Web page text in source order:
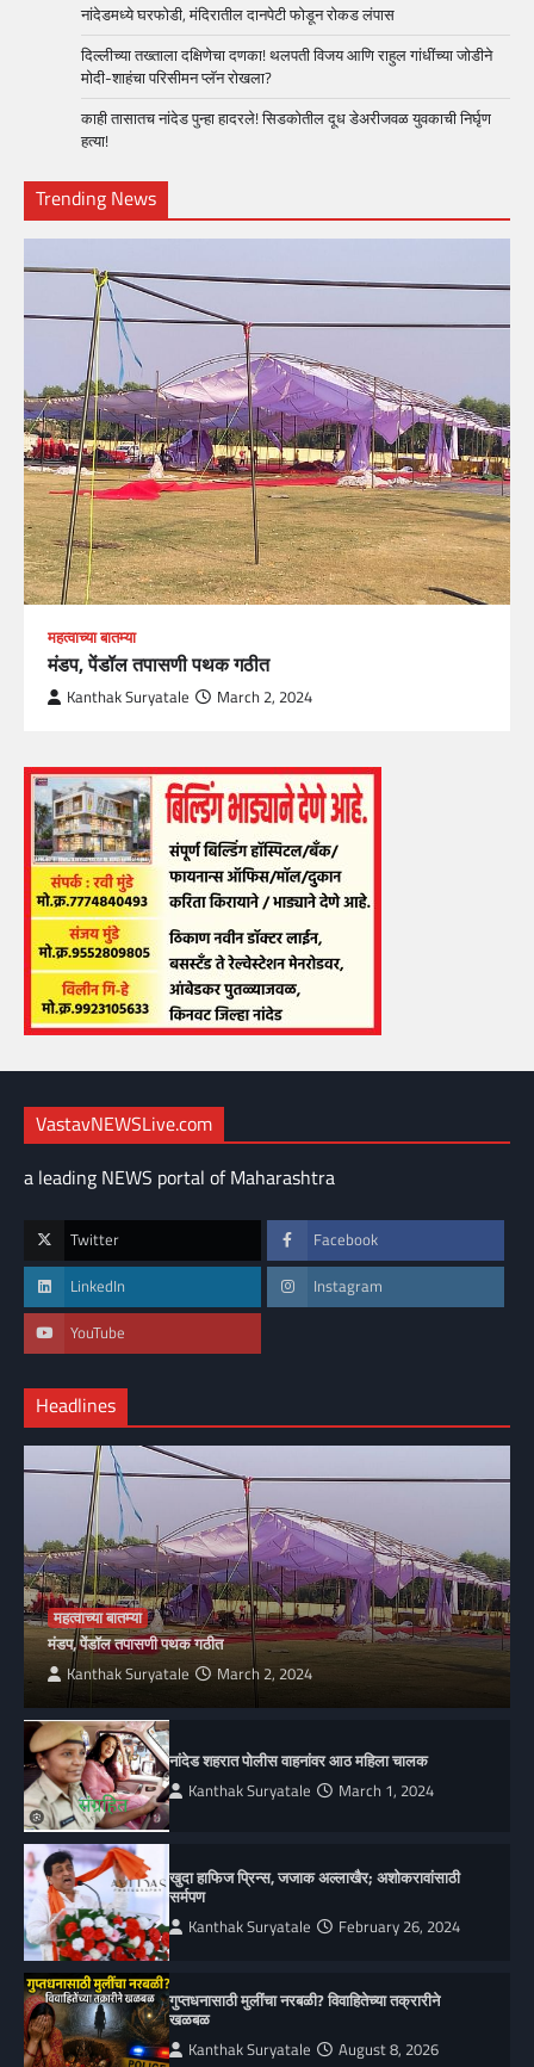
नांदेडमध्ये घरफोडी, मंदिरातील दानपेटी फोडून रोकड लंपास
दिल्लीच्या तख्ताला दक्षिणेचा दणका! थलपती विजय आणि राहुल गांधींच्या जोडीने
मोदी-शाहंचा परिसीमन प्लॅन रोखला?
काही तासातच नांदेड पुन्हा हादरले! सिडकोतील दूध डेअरीजवळ युवकाची निर्घृण
हत्या!
Trending News
महत्वाच्या बातम्या
मंडप, पेंडॉल तपासणी पथक गठीत
Kanthak Suryatale March 2, 2024
VastavNEWSLive.com
a leading NEWS portal of Maharashtra
Twitter Facebook
LinkedIn Instagram
YouTube
Headlines
महत्वाच्या बातम्या
मंडप, पेंडॉल तपासणी पथक गठीत
Kanthak Suryatale March 2, 2024
नांदेड शहरात पोलीस वाहनांवर आठ महिला चालक
Kanthak Suryatale March 1, 2024
खुदा हाफिज प्रिन्स, जजाक अल्लाखैर; अशोकरावांसाठी
सर्मपण
Kanthak Suryatale February 26, 2024
गुप्तधनासाठी मुलींचा नरबळी? विवाहितेच्या तक्रारीने
खळबळ
Kanthak Suryatale August 8, 2026